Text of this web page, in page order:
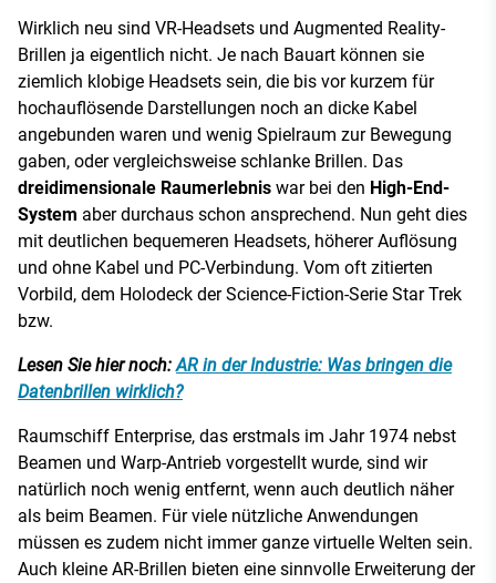
Wirklich neu sind VR-Headsets und Augmented Reality-
Brillen ja eigentlich nicht. Je nach Bauart können sie
ziemlich klobige Headsets sein, die bis vor kurzem für
hochauflösende Darstellungen noch an dicke Kabel
angebunden waren und wenig Spielraum zur Bewegung
gaben, oder vergleichsweise schlanke Brillen. Das
dreidimensionale Raumerlebnis war bei den High-End-
System aber durchaus schon ansprechend. Nun geht dies
mit deutlichen bequemeren Headsets, höherer Auflösung
und ohne Kabel und PC-Verbindung. Vom oft zitierten
Vorbild, dem Holodeck der Science-Fiction-Serie Star Trek
bzw.
Lesen Sie hier noch:AR in der Industrie: Was bringen die
Datenbrillen wirklich?
Raumschiff Enterprise, das erstmals im Jahr 1974 nebst
Beamen und Warp-Antrieb vorgestellt wurde, sind wir
natürlich noch wenig entfernt, wenn auch deutlich näher
als beim Beamen. Für viele nützliche Anwendungen
müssen es zudem nicht immer ganze virtuelle Welten sein.
Auch kleine AR-Brillen bieten eine sinnvolle Erweiterung der